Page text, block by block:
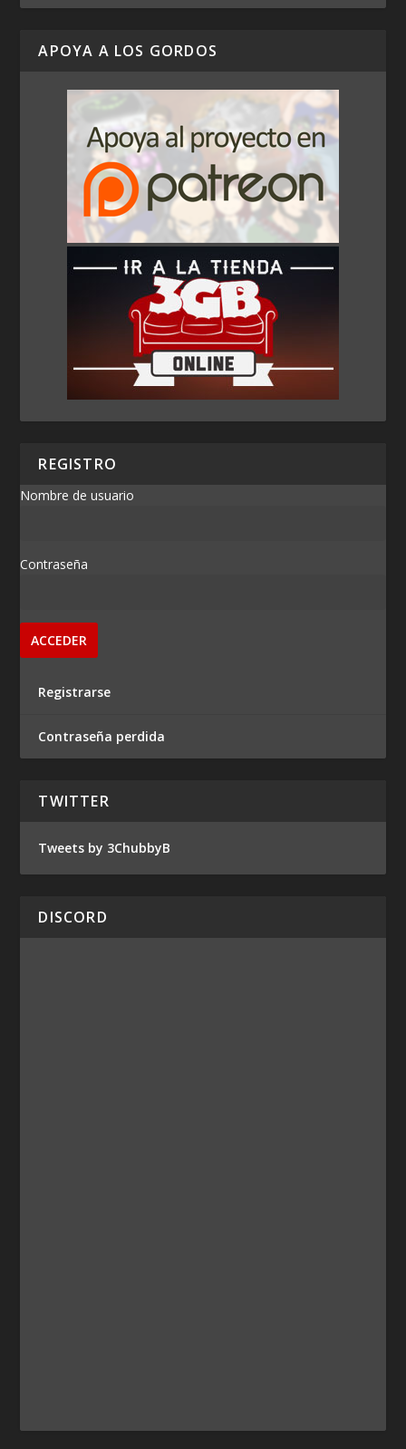
APOYA A LOS GORDOS
REGISTRO
Nombre de usuario
Contraseña
Registrarse
Contraseña perdida
TWITTER
Tweets by 3ChubbyB
DISCORD